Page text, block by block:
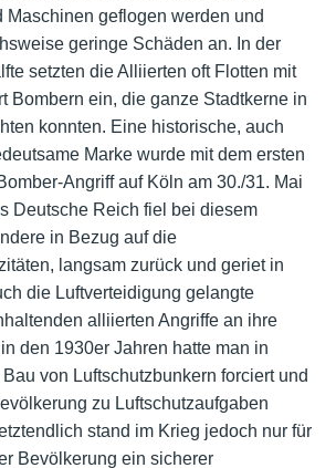
Maschinen geflogen werden und
geringe Schäden an. In der
setzten die Alliierten oft Flotten mit
Bombern ein, die ganze Stadtkerne in
konnten. Eine historische, auch
Marke wurde mit dem ersten
Angriff auf Köln am 30./31. Mai
Deutsche Reich fiel bei diesem
in Bezug auf die
langsam zurück und geriet in
die Luftverteidigung gelangte
alliierten Angriffe an ihre
den 1930er Jahren hatte man in
von Luftschutzbunkern forciert und
zu Luftschutzaufgaben
stand im Krieg jedoch nur für
Bevölkerung ein sicherer